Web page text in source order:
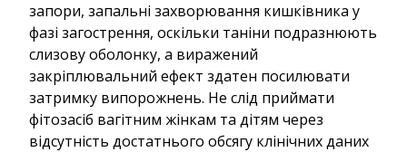
запори, запальні захворювання кишківника у
фазі загострення, оскільки таніни подразнюють
слизову оболонку, а виражений
закріплювальний ефект здатен посилювати
затримку випорожнень. Не слід приймати
фітозасіб вагітним жінкам та дітям через
відсутність достатнього обсягу клінічних даних